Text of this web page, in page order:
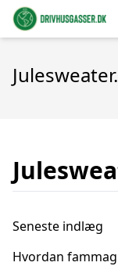
Seneste indlæg
Hvordan